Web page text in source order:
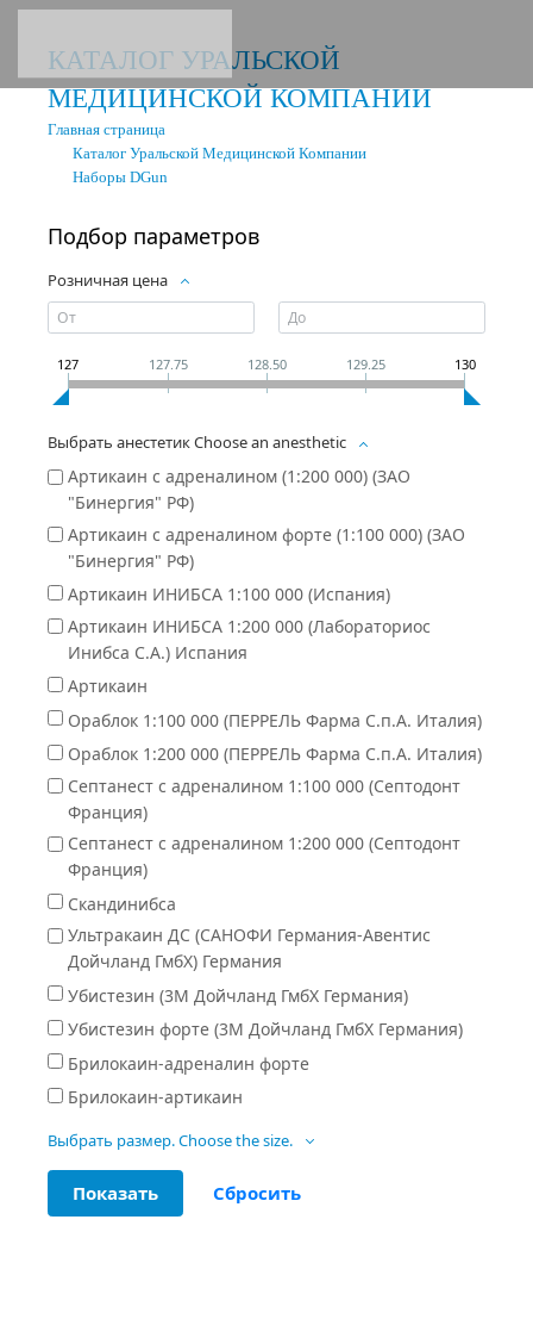
КАТАЛОГ УРАЛЬСКОЙ
МЕДИЦИНСКОЙ КОМПАНИИ
Главная страница
Каталог Уральской Медицинской Компании
Наборы DGun
Подбор параметров
Розничная цена
127 127.75 128.50 129.25 130
Выбрать анестетик Choose an anesthetic
Артикаин с адреналином (1:200 000) (ЗАО
"Бинергия" РФ)
Артикаин с адреналином форте (1:100 000) (ЗАО
"Бинергия" РФ)
Артикаин ИНИБСА 1:100 000 (Испания)
Артикаин ИНИБСА 1:200 000 (Лабораториос
Инибса С.А.) Испания
Артикаин
Ораблок 1:100 000 (ПЕРРЕЛЬ Фарма С.п.А. Италия)
Ораблок 1:200 000 (ПЕРРЕЛЬ Фарма С.п.А. Италия)
Септанест с адреналином 1:100 000 (Септодонт
Франция)
Септанест с адреналином 1:200 000 (Септодонт
Франция)
Скандинибса
Ультракаин ДС (САНОФИ Германия-Авентис
Дойчланд ГмбХ) Германия
Убистезин (3М Дойчланд ГмбХ Германия)
Убистезин форте (3М Дойчланд ГмбХ Германия)
Брилокаин-адреналин форте
Брилокаин-артикаин
Выбрать размер. Choose the size.